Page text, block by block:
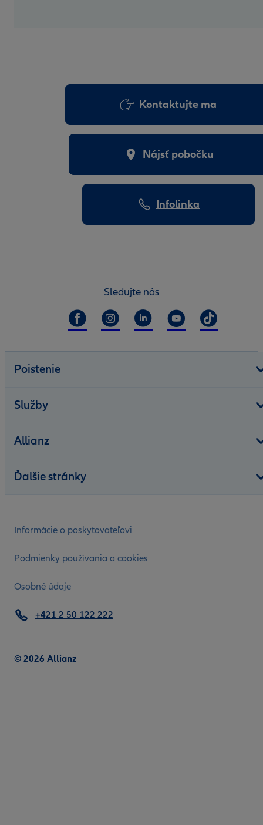
Kontaktujte ma
Nájsť pobočku
Infolinka
Sledujte nás
Poistenie
Služby
Allianz
Ďalšie stránky
Informácie o poskytovateľovi
Podmienky používania a cookies
Osobné údaje
© 2026 Allianz
+421 2 50 122 222